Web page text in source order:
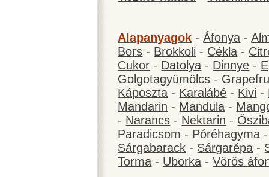
Alapanyagok -Áfonya -
Bors - Brokkoli - Cékla -
Cukor - Datolya - Dinnye -
Golgotagyümölcs -
Káposzta - Karalábé - Kivi -
Mandarin - Mandula -
- Narancs - Nektarin -
Paradicsom - Póréhagyma
Sárgabarack - Sárgarépa -
Torma - Uborka -Vörös